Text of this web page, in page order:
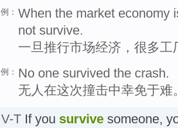
例： When the market economy
not survive.
一旦推行市场经济，很多
例： No one survived the crash.
无人在这次撞击中幸免于难
V-T If you survive someone,